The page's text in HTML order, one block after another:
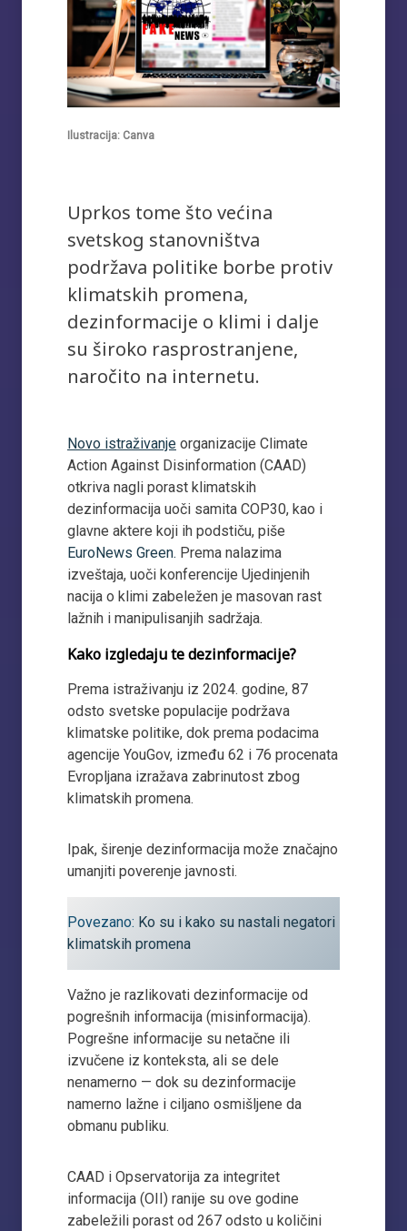
Ilustracija: Canva
Uprkos tome što većina
svetskog stanovništva
podržava politike borbe protiv
klimatskih promena,
dezinformacije o klimi i dalje
su široko rasprostranjene,
naročito na internetu.
Novo istraživanje organizacije Climate
Action Against Disinformation (CAAD)
otkriva nagli porast klimatskih
dezinformacija uoči samita COP30, kao i
glavne aktere koji ih podstiču, piše
EuroNews Green. Prema nalazima
izveštaja, uoči konferencije Ujedinjenih
nacija o klimi zabeležen je masovan rast
lažnih i manipulisanjih sadržaja.
Kako izgledaju te dezinformacije?
Prema istraživanju iz 2024. godine, 87
odsto svetske populacije podržava
klimatske politike, dok prema podacima
agencije YouGov, između 62 i 76 procenata
Evropljana izražava zabrinutost zbog
klimatskih promena.
Ipak, širenje dezinformacija može značajno
umanjiti poverenje javnosti.
Povezano: Ko su i kako su nastali negatori
klimatskih promena
Važno je razlikovati dezinformacije od
pogrešnih informacija (misinformacija).
Pogrešne informacije su netačne ili
izvučene iz konteksta, ali se dele
nenamerno — dok su dezinformacije
namerno lažne i ciljano osmišljene da
obmanu publiku.
CAAD i Opservatorija za integritet
informacija (OII) ranije su ove godine
zabeležili porast od 267 odsto u količini